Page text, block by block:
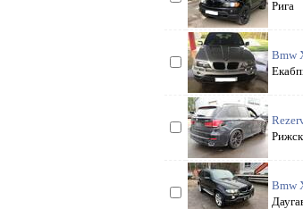
Рига
Bmw
Bmw